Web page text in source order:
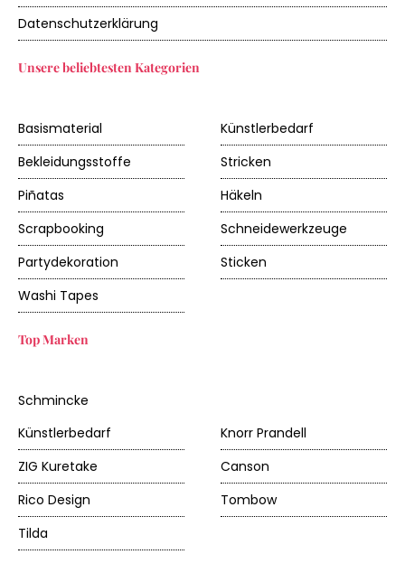
Datenschutzerklärung
Unsere beliebtesten Kategorien
Basismaterial
Künstlerbedarf
Bekleidungsstoffe
Stricken
Piñatas
Häkeln
Scrapbooking
Schneidewerkzeuge
Partydekoration
Sticken
Washi Tapes
Top Marken
Schmincke
Künstlerbedarf
Knorr Prandell
ZIG Kuretake
Canson
Rico Design
Tombow
Tilda